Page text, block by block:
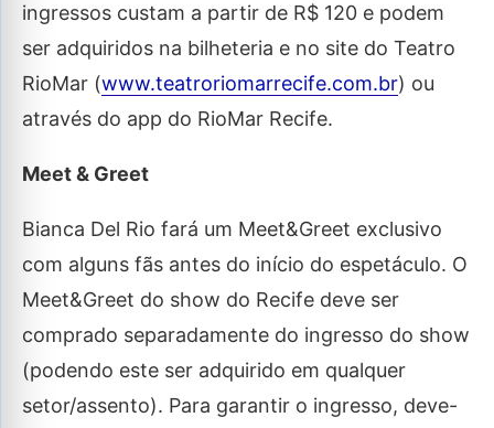
ingressos custam a partir de R$ 120 e podem
ser adquiridos na bilheteria e no site do Teatro
RioMar (www.teatroriomarrecife.com.br) ou
através do app do RioMar Recife.
Meet & Greet
Bianca Del Rio fará um Meet&Greet exclusivo
com alguns fãs antes do início do espetáculo. O
Meet&Greet do show do Recife deve ser
comprado separadamente do ingresso do show
(podendo este ser adquirido em qualquer
setor/assento). Para garantir o ingresso, deve-